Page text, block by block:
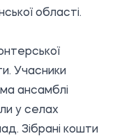
області.
Учасники
ансамблі
у селах
Зібрані кошти